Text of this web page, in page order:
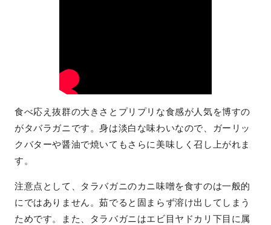
食べ応え抜群の大きさとプリプリな食感が人気を博すの
がタバラガニです。身は淡白な味わいなので、ガーリッ
クバターや醤油で焼いてもさらに美味しく召し上がれま
す。
注意点として、タラバガニのカニ味噌を食すのは一般的
にではありません。茹でると固まらず溶け出してしまう
ためです。また、タラバガニはエビ目ヤドカリ下目に属